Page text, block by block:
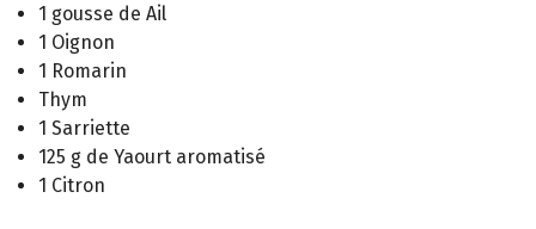
1 gousse de Ail
1 Oignon
1 Romarin
Thym
1 Sarriette
125 g de Yaourt aromatisé
1 Citron